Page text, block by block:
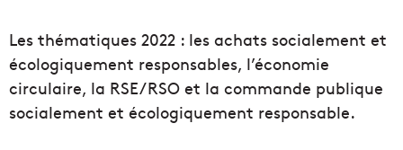
Les thématiques 2022 : les achats socialement et
écologiquement responsables, l’économie
circulaire, la RSE/RSO et la commande publique
socialement et écologiquement responsable.